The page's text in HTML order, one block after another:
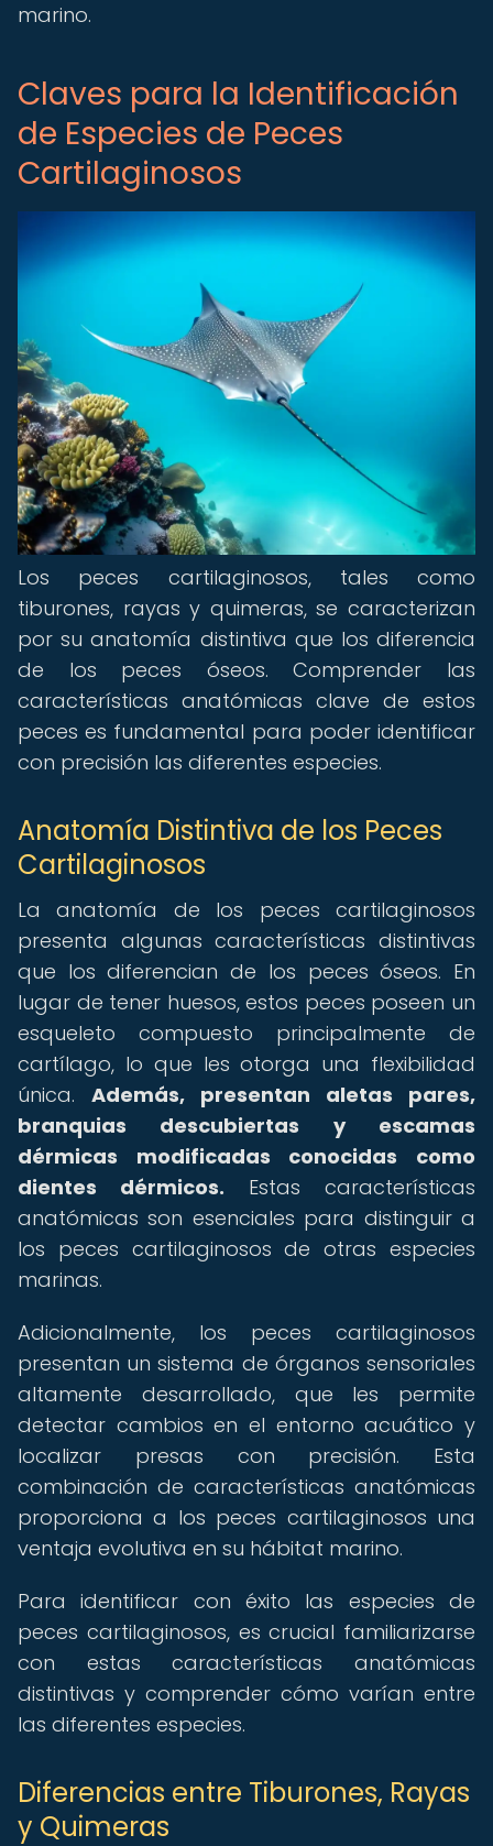
marino.
Claves para la Identificación
de Especies de Peces
Cartilaginosos
Los peces cartilaginosos, tales como
tiburones, rayas y quimeras, se caracterizan
por su anatomía distintiva que los diferencia
de los peces óseos. Comprender las
características anatómicas clave de estos
peces es fundamental para poder identificar
con precisión las diferentes especies.
Anatomía Distintiva de los Peces
Cartilaginosos
La anatomía de los peces cartilaginosos
presenta algunas características distintivas
que los diferencian de los peces óseos. En
lugar de tener huesos, estos peces poseen un
esqueleto compuesto principalmente de
cartílago, lo que les otorga una flexibilidad
única. Además, presentan aletas pares,
branquias descubiertas y escamas
dérmicas modificadas conocidas como
dientes dérmicos. Estas características
anatómicas son esenciales para distinguir a
los peces cartilaginosos de otras especies
marinas.
Adicionalmente, los peces cartilaginosos
presentan un sistema de órganos sensoriales
altamente desarrollado, que les permite
detectar cambios en el entorno acuático y
localizar presas con precisión. Esta
combinación de características anatómicas
proporciona a los peces cartilaginosos una
ventaja evolutiva en su hábitat marino.
Para identificar con éxito las especies de
peces cartilaginosos, es crucial familiarizarse
con estas características anatómicas
distintivas y comprender cómo varían entre
las diferentes especies.
Diferencias entre Tiburones, Rayas
y Quimeras